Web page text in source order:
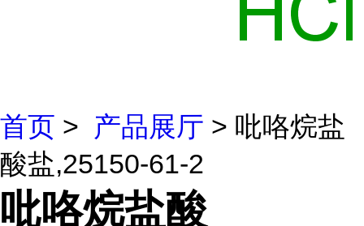
首页 > 产品展厅 > 吡咯烷盐
酸盐,25150-61-2
吡咯烷盐酸